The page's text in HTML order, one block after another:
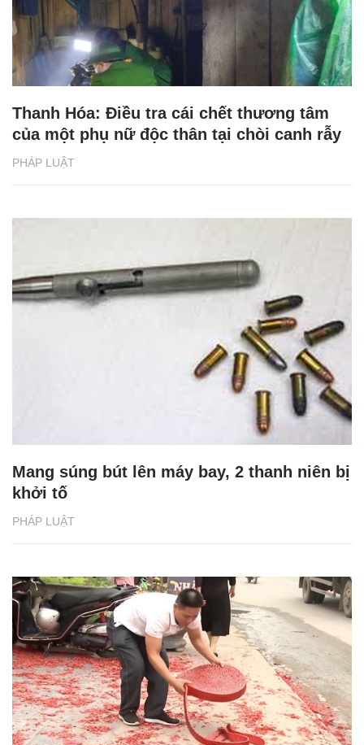
PHÁP LUẬT
Thanh Hóa: Điều tra cái chết thương tâm
của một phụ nữ độc thân tại chòi canh rẫy
PHÁP LUẬT
Mang súng bút lên máy bay, 2 thanh niên bị
khởi tố